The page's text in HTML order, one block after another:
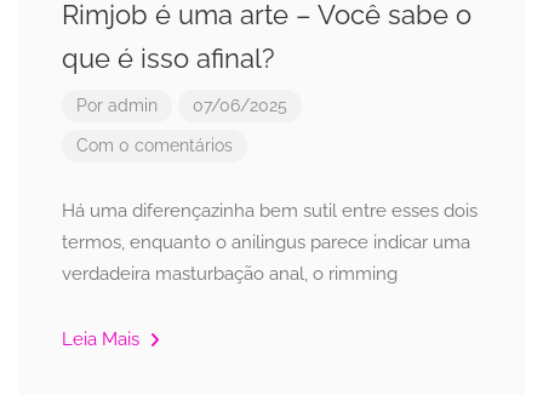
Rimjob é uma arte – Você sabe o
que é isso afinal?
Por admin 07/06/2025
Com 0 comentários
Há uma diferençazinha bem sutil entre esses dois
termos, enquanto o anilingus parece indicar uma
verdadeira masturbação anal, o rimming
Leia Mais